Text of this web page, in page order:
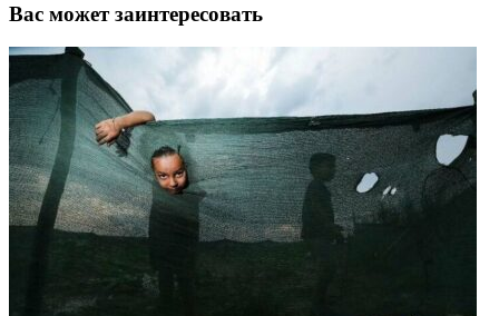
Вас может заинтересовать